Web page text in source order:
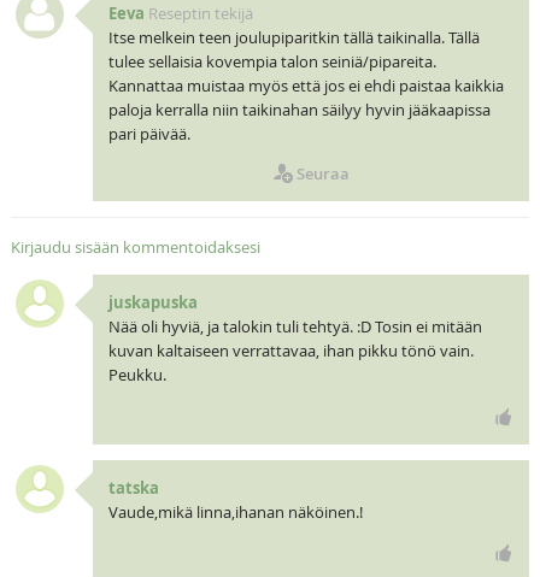
Eeva Reseptin tekijä
Itse melkein teen joulupiparitkin tällä taikinalla. Tällä
tulee sellaisia kovempia talon seiniä/pipareita.
Kannattaa muistaa myös että jos ei ehdi paistaa kaikkia
paloja kerralla niin taikinahan säilyy hyvin jääkaapissa
pari päivää.
Seuraa
Kirjaudu sisään kommentoidaksesi
juskapuska
Nää oli hyviä, ja talokin tuli tehtyä. :D Tosin ei mitään
kuvan kaltaiseen verrattavaa, ihan pikku tönö vain.
Peukku.
tatska
Vaude,mikä linna,ihanan näköinen.!